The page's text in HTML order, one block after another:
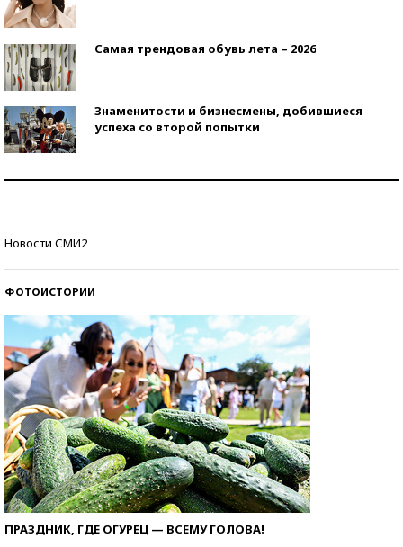
Самая трендовая обувь лета – 2026
Знаменитости и бизнесмены, добившиеся
успеха со второй попытки
Новости СМИ2
ФОТОИСТОРИИ
ПРАЗДНИК, ГДЕ ОГУРЕЦ — ВСЕМУ ГОЛОВА!